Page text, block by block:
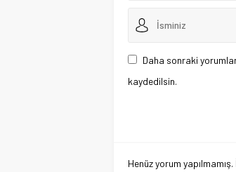
Daha sonraki
kaydedilsin.
Henüz yorum